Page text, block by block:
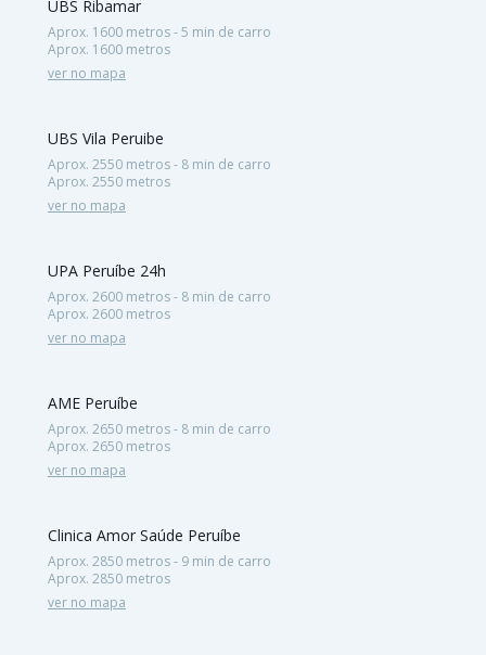
UBS Ribamar
Aprox. 1600 metros - 5 min de carro
Aprox. 1600 metros
ver no mapa
UBS Vila Peruibe
Aprox. 2550 metros - 8 min de carro
Aprox. 2550 metros
ver no mapa
UPA Peruíbe 24h
Aprox. 2600 metros - 8 min de carro
Aprox. 2600 metros
ver no mapa
AME Peruíbe
Aprox. 2650 metros - 8 min de carro
Aprox. 2650 metros
ver no mapa
Clinica Amor Saúde Peruíbe
Aprox. 2850 metros - 9 min de carro
Aprox. 2850 metros
ver no mapa